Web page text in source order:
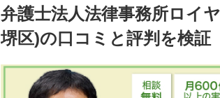
弁護士法人法律事務所ロイ
堺区)の口コミと評判を検証